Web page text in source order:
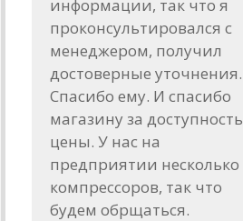
информации, так что я
проконсультировался с
менеджером, получил
достоверные уточнения.
Спасибо ему. И спасибо
магазину за
цены. У нас на
предприятии несколько
компрессоров, так что
будем обрщаться.